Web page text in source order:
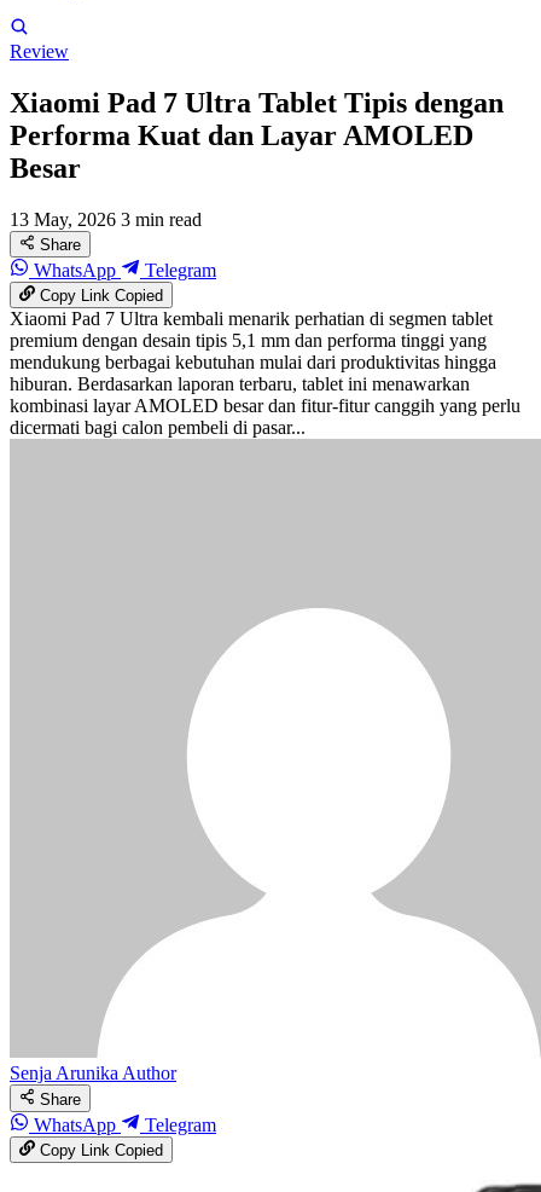
Review
Xiaomi Pad 7 Ultra Tablet Tipis dengan
Performa Kuat dan Layar AMOLED
Besar
13 May, 2026 3 min read
Share
WhatsApp Telegram
Copy LinkCopied
Xiaomi Pad 7 Ultra kembali menarik perhatian di segmen tablet
premium dengan desain tipis 5,1 mm dan performa tinggi yang
mendukung berbagai kebutuhan mulai dari produktivitas hingga
hiburan. Berdasarkan laporan terbaru, tablet ini menawarkan
kombinasi layar AMOLED besar dan fitur-fitur canggih yang perlu
dicermati bagi calon pembeli di pasar...
Senja ArunikaAuthor
Share
WhatsApp Telegram
Copy LinkCopied